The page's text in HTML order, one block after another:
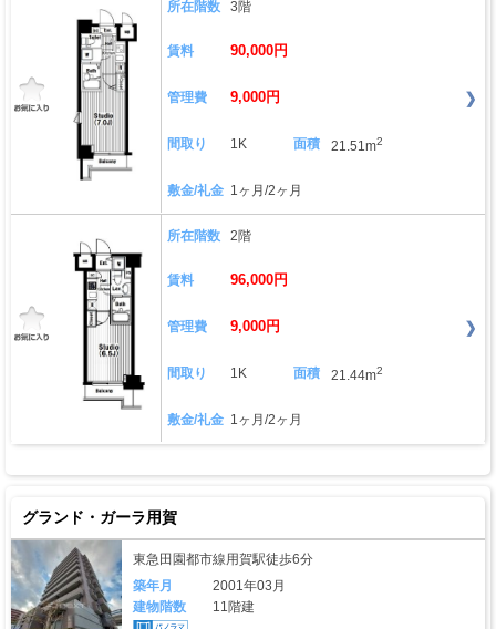
所在階数 3階
賃料 90,000円
管理費 9,000円
間取り 1K 面積 21.51m2
敷金/礼金 1ヶ月/2ヶ月
所在階数 2階
賃料 96,000円
管理費 9,000円
間取り 1K 面積 21.44m2
敷金/礼金 1ヶ月/2ヶ月
グランド・ガーラ用賀
東急田園都市線用賀駅徒歩6分
築年月
2001年03月
建物階数
11階建